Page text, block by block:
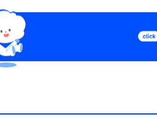
Podcast